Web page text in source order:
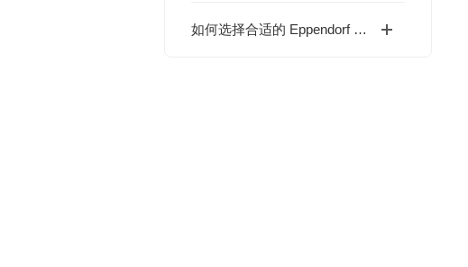
如何选择合适的 Eppendorf Research® plus 移液器？